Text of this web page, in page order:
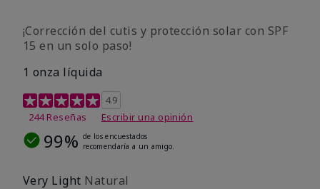
¡Corrección del cutis y protección solar con SPF
15 en un solo paso!
1 onza líquida
Calificación de clientes de 3,7 de 5
4.9
244 Reseñas
Escribir una opinión
99% de los encuestados
recomendaría a un amigo.
Very Light Natural